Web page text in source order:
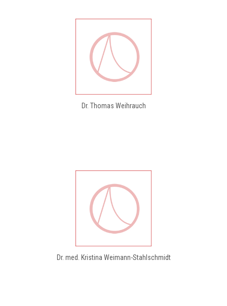
Dr. Thomas Weihrauch
Dr. med. Kristina Weimann-Stahlschmidt